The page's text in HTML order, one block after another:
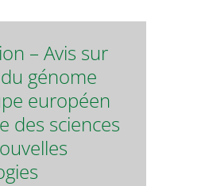
– Avis sur
génome
européen
des sciences